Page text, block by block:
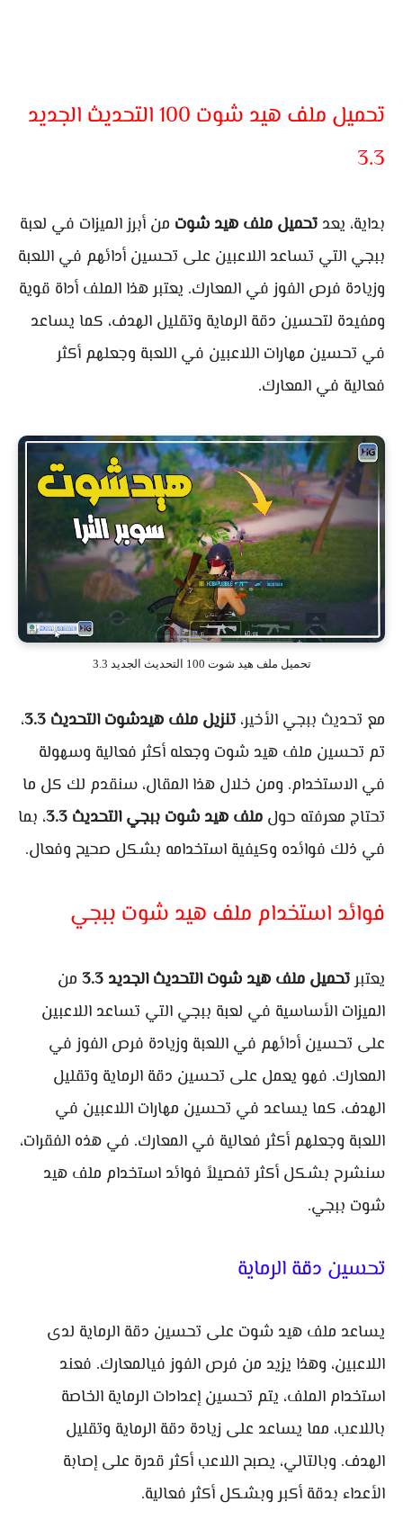
تحميل ملف هيد شوت 100 التحديث الجديد
3.3
بداية، يعد تحميل ملف هيد شوت من أبرز الميزات في لعبة
ببجي التي تساعد اللاعبين على تحسين أدائهم في اللعبة
وزيادة فرص الفوز في المعارك. يعتبر هذا الملف أداة قوية
ومفيدة لتحسين دقة الرماية وتقليل الهدف، كما يساعد
في تحسين مهارات اللاعبين في اللعبة وجعلهم أكثر
فعالية في المعارك.
تحميل ملف هيد شوت 100 التحديث الجديد 3.3
مع تحديث ببجي الأخير، تنزيل ملف هيدشوت التحديث 3.3
،
تم تحسين ملف هيد شوت وجعله أكثر فعالية وسهولة
في الاستخدام. ومن خلال هذا المقال، سنقدم لك كل ما
تحتاج معرفته حول ملف هيد شوت ببجي التحديث 3.3
، بما
في ذلك فوائده وكيفية استخدامه بشكل صحيح وفعال.
فوائد استخدام ملف هيد شوت ببجي
يعتبرتحميل ملف هيد شوت التحديث الجديد 3.3
من
الميزات الأساسية في لعبة ببجي التي تساعد اللاعبين
على تحسين أدائهم في اللعبة وزيادة فرص الفوز في
المعارك. فهو يعمل على تحسين دقة الرماية وتقليل
الهدف، كما يساعد في تحسين مهارات اللاعبين في
اللعبة وجعلهم أكثر فعالية في المعارك. في هذه الفقرات،
سنشرح بشكل أكثر تفصيلاً فوائد استخدام ملف هيد
شوت ببجي.
تحسين دقة الرماية
يساعد ملف هيد شوت على تحسين دقة الرماية لدى
اللاعبين، وهذا يزيد من فرص الفوز فيالمعارك. فعند
استخدام الملف، يتم تحسين إعدادات الرماية الخاصة
باللاعب، مما يساعد على زيادة دقة الرماية وتقليل
الهدف. وبالتالي، يصبح اللاعب أكثر قدرة على إصابة
الأعداء بدقة أكبر وبشكل أكثر فعالية.